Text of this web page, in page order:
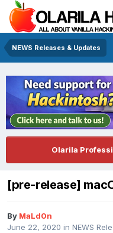
NEWS Releases & Updates
Olarila
[pre-release]
By MaLd0n
June 22, 2020 in NEWS